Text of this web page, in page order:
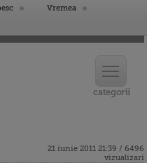
Vremea
21 iunie 2011 21:39 / 6496
vizualizari